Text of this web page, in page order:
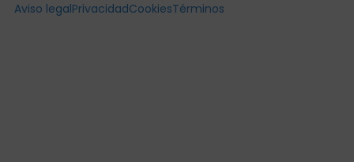
Aviso legalPrivacidadCookiesTérminos